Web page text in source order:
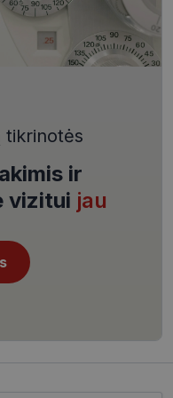
tikrinotės
ir
vizitui jau
YouTube
.youtube.com
5 mėnesiai
4 savaitės
CookieScript
www.visionexpress.lt